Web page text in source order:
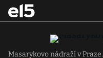
Masarykovo nádraží v Praze.